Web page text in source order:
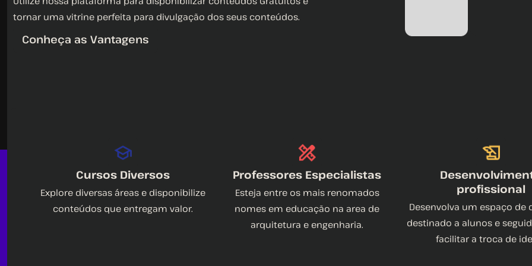
tornar uma vitrine perfeita para divulgação dos seus conteúdos.
Conheça as Vantagens
Cursos Diversos
Explore diversas áreas e disponibilize
conteúdos que entregam valor.
Professores Especialistas
Esteja entre os mais renomados
nomes em educação na area de
arquitetura e engenharia.
profissional
Desenvolva um espaço de
destinado a alunos e
facilitar a troca de